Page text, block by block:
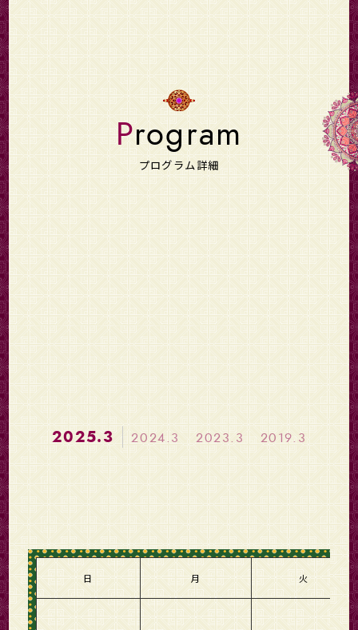
Program
プログラム詳細
2025.3 2024.3 2023.3 2019.3
日 月 火